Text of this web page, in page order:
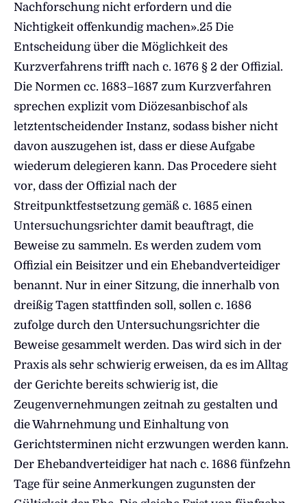
Nachforschung nicht erfordern und die
Nichtigkeit offenkundig machen».25 Die
Entscheidung über die Möglichkeit des
Kurzverfahrens trifft nach c. 1676 § 2 der Offizial.
Die Normen cc. 1683–1687 zum Kurzverfahren
sprechen explizit vom Diözesanbischof als
letztentscheidender Instanz, sodass bisher nicht
davon auszugehen ist, dass er diese Aufgabe
wiederum delegieren kann. Das Procedere sieht
vor, dass der Offizial nach der
Streitpunktfestsetzung gemäß c. 1685 einen
Untersuchungsrichter damit beauftragt, die
Beweise zu sammeln. Es werden zudem vom
Offizial ein Beisitzer und ein Ehebandverteidiger
benannt. Nur in einer Sitzung, die innerhalb von
dreißig Tagen stattfinden soll, sollen c. 1686
zufolge durch den Untersuchungsrichter die
Beweise gesammelt werden. Das wird sich in der
Praxis als sehr schwierig erweisen, da es im Alltag
der Gerichte bereits schwierig ist, die
Zeugenvernehmungen zeitnah zu gestalten und
die Wahrnehmung und Einhaltung von
Gerichtsterminen nicht erzwungen werden kann.
Der Ehebandverteidiger hat nach c. 1686 fünfzehn
Tage für seine Anmerkungen zugunsten der